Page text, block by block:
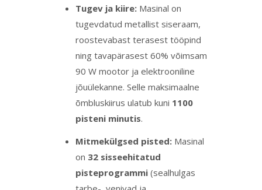
Tugev ja kiire: Masinal on
tugevdatud metallist siseraam,
roostevabast terasest tööpind
ning tavapärasest 60% võimsam
90 W mootor ja elektrooniline
jõuülekanne. Selle maksimaalne
õmbluskiirus ulatub kuni 1100
pisteni minutis.
Mitmekülgsed pisted: Masinal
on 32 sisseehitatud
pisteprogrammi (sealhulgas